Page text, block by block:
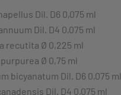
Dil. D6 0,075 ml
Dil. D4 0,075 ml
recutita Ø 0,225 ml
Ø 0,75 ml
bicyanatum Dil. D6 0,075 ml
Dil. D4 0,075 ml